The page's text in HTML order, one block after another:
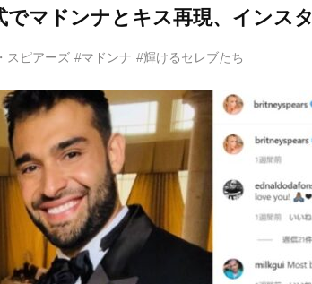
マドンナとキス再現、インス
スピアーズ #マドンナ #輝けるセレブたち